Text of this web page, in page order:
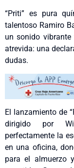
“Priti” es pura
talentoso Ramiro
un sonido
atrevida: una
dudas.
El lanzamiento de
dirigido por
perfectamente la
en una oficina,
para el almuerzo